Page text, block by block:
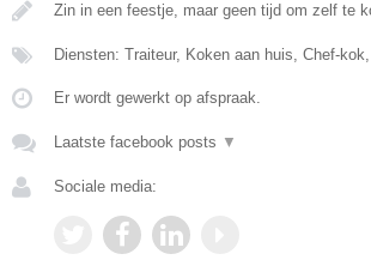
Zin in een feestje, maar geen tijd om zelf te
Diensten: Traiteur, Koken aan huis, Chef-
Er wordt gewerkt op afspraak.
Laatste facebook posts ▼
Sociale media: